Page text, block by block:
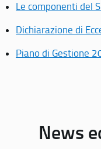
Le componenti del
Dichiarazione di
Piano di Gestione
News